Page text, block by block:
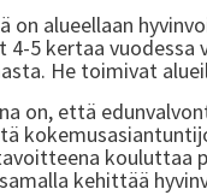
on alueellaan
5 kertaa vuodessa
He toimivat
on, että
kouluttaa
kehittää